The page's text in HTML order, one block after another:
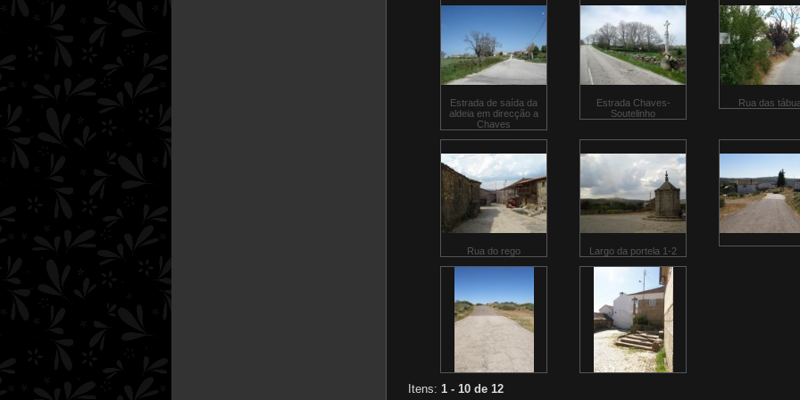
Estrada de saída da
aldeia em direcção a
Chaves
Estrada Chaves-
Soutelinho
Rua das
Rua do rego Largo da portela 1-2
Itens: 1 - 10 de 12